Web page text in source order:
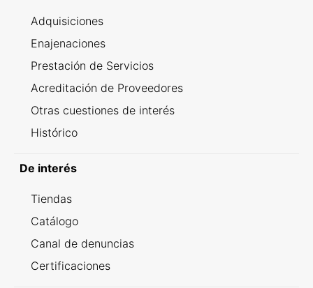
Adquisiciones
Enajenaciones
Prestación de Servicios
Acreditación de Proveedores
Otras cuestiones de interés
Histórico
De interés
Tiendas
Catálogo
Canal de denuncias
Certificaciones